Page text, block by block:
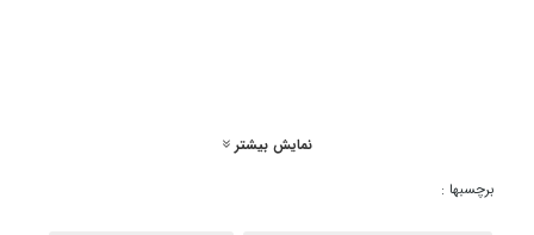
نمایش بیشتر
برچسبها :